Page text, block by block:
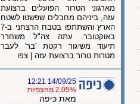
מארגוני הטרור הפועלים ברצועת
עזה, ביניהם מחבלים שפשטו לשטח
הארץ והשתתפו בטבח הרצחני ב-7
באוקטובר. עתה צה"ל משחרר
תיעוד משיגור רקטת 'בר' לעבר
מטרות טרור ברצועת עזה | צפו
14/09/25 12:21
2.05% מהצפיות
מאת כיפה